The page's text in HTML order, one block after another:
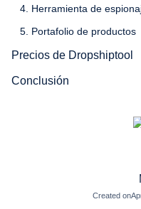
Created on
4. Herramienta de
5. Portafolio de productos
Precios de Dropshiptool
Conclusión